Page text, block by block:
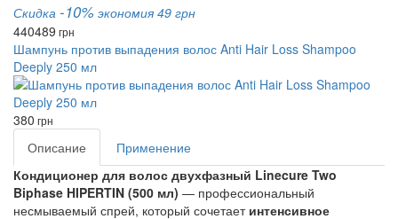
Скидка -10% экономия 49 грн
440489 грн
Шампунь против выпадения волос Anti Hair Loss Shampoo
Deeply 250 мл
380 грн
Описание
Применение
Кондиционер для волос двухфазный Linecure Two
Biphase HIPERTIN (500 мл) — профессиональный
несмываемый спрей, который сочетает интенсивное